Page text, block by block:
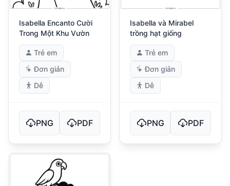
Isabella Encanto Cười
Trong Một Khu Vườn
Trẻ em
Đơn giản
Dễ
PNG PDF
Isabella và Mirabel
trồng hạt giống
Trẻ em
Đơn giản
Dễ
PNG PDF